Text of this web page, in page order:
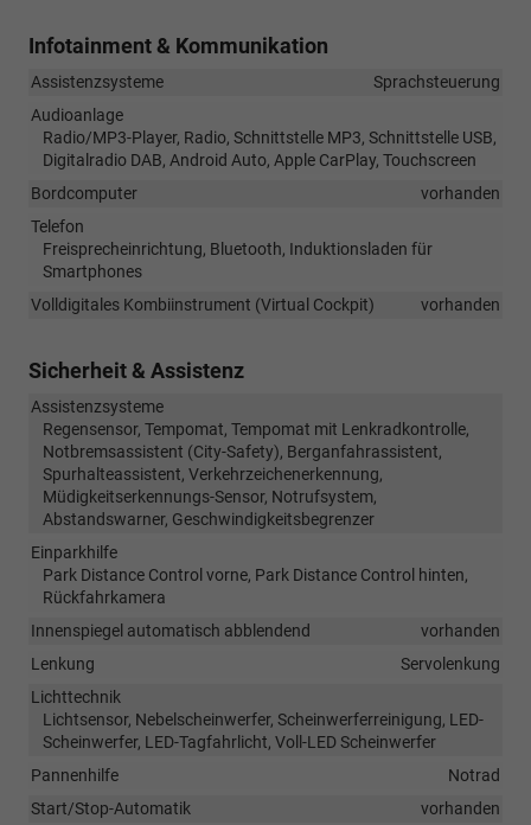
Infotainment & Kommunikation
Assistenzsysteme
Sprachsteuerung
Audioanlage
Radio/MP3-Player, Radio, Schnittstelle MP3, Schnittstelle USB,
Digitalradio DAB, Android Auto, Apple CarPlay, Touchscreen
Bordcomputer
vorhanden
Telefon
Freisprecheinrichtung, Bluetooth, Induktionsladen für
Smartphones
Volldigitales Kombiinstrument (Virtual Cockpit)
vorhanden
Sicherheit & Assistenz
Assistenzsysteme
Regensensor, Tempomat, Tempomat mit Lenkradkontrolle,
Notbremsassistent (City-Safety), Berganfahrassistent,
Spurhalteassistent, Verkehrzeichenerkennung,
Müdigkeitserkennungs-Sensor, Notrufsystem,
Abstandswarner, Geschwindigkeitsbegrenzer
Einparkhilfe
Park Distance Control vorne, Park Distance Control hinten,
Rückfahrkamera
Innenspiegel automatisch abblendend
vorhanden
Lenkung
Servolenkung
Lichttechnik
Lichtsensor, Nebelscheinwerfer, Scheinwerferreinigung, LED-
Scheinwerfer, LED-Tagfahrlicht, Voll-LED Scheinwerfer
Pannenhilfe
Notrad
Start/Stop-Automatik
vorhanden